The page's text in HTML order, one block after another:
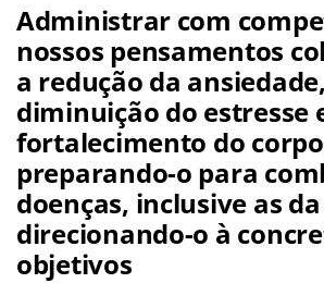
Administrar com
nossos pensamentos
a redução da
diminuição do estresse
fortalecimento do
preparando-o para
doenças, inclusive as
direcionando-o à
objetivos